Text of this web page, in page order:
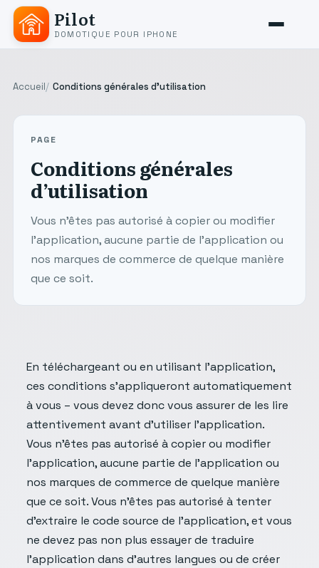
Pilot
DOMOTIQUE POUR IPHONE
Accueil Conditions générales d’utilisation
PAGE
Conditions générales
d’utilisation
Vous n’êtes pas autorisé à copier ou modifier
l’application, aucune partie de l’application ou
nos marques de commerce de quelque manière
que ce soit.
En téléchargeant ou en utilisant l’application,
ces conditions s’appliqueront automatiquement
à vous – vous devez donc vous assurer de les lire
attentivement avant d’utiliser l’application.
Vous n’êtes pas autorisé à copier ou modifier
l’application, aucune partie de l’application ou
nos marques de commerce de quelque manière
que ce soit. Vous n’êtes pas autorisé à tenter
d’extraire le code source de l’application, et vous
ne devez pas non plus essayer de traduire
l’application dans d’autres langues ou de créer